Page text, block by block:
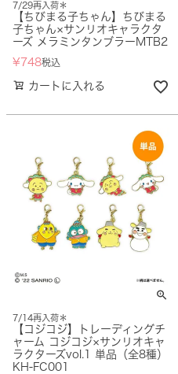
7/29再入荷＊
【ちびまる子ちゃん】ちびまる
子ちゃん×サンリオキャラクタ
ーズ メラミンタンブラーMTB2
¥ 748税込
カートに入れる
7/14再入荷＊
【コジコジ】トレーディングチ
ャーム コジコジ×サンリオキャ
ラクターズvol.1 単品（全8種）
KH-FC001